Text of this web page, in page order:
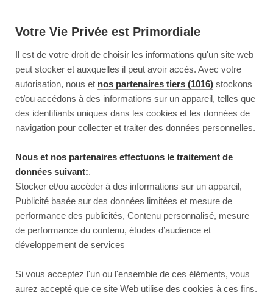
Votre Vie Privée est Primordiale
Il est de votre droit de choisir les informations qu'un site web
peut stocker et auxquelles il peut avoir accès. Avec votre
autorisation, nous et nos partenaires tiers (1016) stockons
et/ou accédons à des informations sur un appareil, telles que
des identifiants uniques dans les cookies et les données de
navigation pour collecter et traiter des données personnelles.
Nous et nos partenaires effectuons le traitement de
données suivant:.
Stocker et/ou accéder à des informations sur un appareil,
Publicité basée sur des données limitées et mesure de
performance des publicités, Contenu personnalisé, mesure
de performance du contenu, études d’audience et
développement de services
Si vous acceptez l'un ou l'ensemble de ces éléments, vous
aurez accepté que ce site Web utilise des cookies à ces fins.
Reload to try again, or go back.